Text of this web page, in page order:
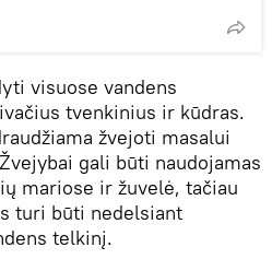
visuose vandens
tvenkinius ir kūdras.
žvejoti masalui
gali būti naudojamas
mariose ir žuvelė, tačiau
turi būti nedelsiant
telkinį.